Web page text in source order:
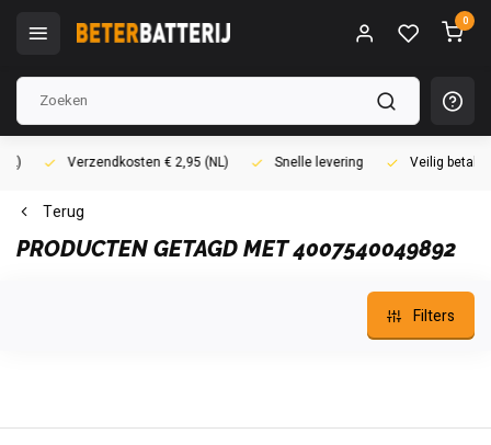
0
Verzendkosten € 2,95 (NL) Snelle levering Veilig betalen
Terug
PRODUCTEN GETAGD MET 4007540049892
Filters